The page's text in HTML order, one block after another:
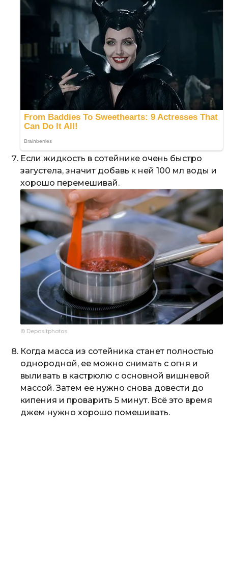
Если жидкость в сотейнике очень быстро
загустела, значит добавь к ней 100 мл воды и
хорошо перемешивай.
© Depositphotos
Когда масса из сотейника станет полностью
однородной, ее можно снимать с огня и
выливать в кастрюлю с основной вишневой
массой. Затем ее нужно снова довести до
кипения и проварить 5 минут. Всё это время
джем нужно хорошо помешивать.